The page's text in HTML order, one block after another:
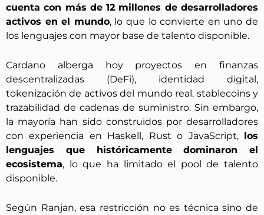
cuenta con más de 12 millones de desarrolladores
activos en el mundo, lo que lo convierte en uno de
los lenguajes con mayor base de talento disponible.
Cardano alberga hoy proyectos en finanzas
descentralizadas (DeFi), identidad digital,
tokenización de activos del mundo real, stablecoins y
trazabilidad de cadenas de suministro. Sin embargo,
la mayoría han sido construidos por desarrolladores
con experiencia en Haskell, Rust o JavaScript, los
lenguajes que históricamente dominaron el
ecosistema, lo que ha limitado el pool de talento
disponible.
Según Ranjan, esa restricción no es técnica sino de